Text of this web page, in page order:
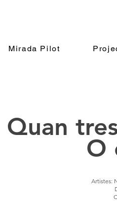
Mirada Pilot
Quan
O
Artistes: